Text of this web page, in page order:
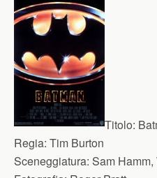
Titolo:
Regia: Tim Burton
Sceneggiatura: Sam